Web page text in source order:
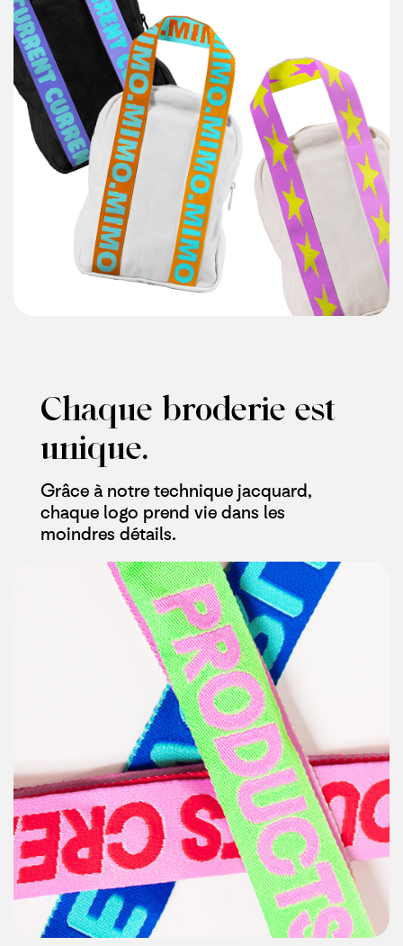
Chaque broderie est
unique.
Grâce à notre technique jacquard,
chaque logo prend vie dans les
moindres détails.